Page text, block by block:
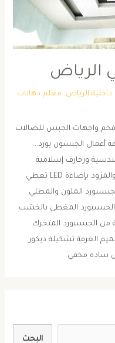
الرياض
داخلية الرياض, معلم دهانات
واجهات الجبس للصالات
أعمال الجبسون بورد…
وزخارف إسلامية
تشكيلة عصرية من الجبسبورد المضيء والمزود بإضاءة LED تعطي
الملون والمطلي
الجبسبورد المغطى بالخشب
من الجبسبورد المتحرك
الغرفة تشكيلة ديكور
ساده مخفي
البحث